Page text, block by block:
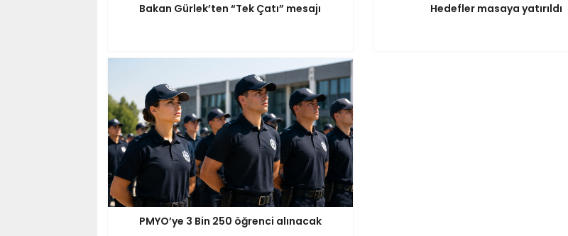
Bakan Gürlek’ten “Tek Çatı” mesajı Hedefler masaya yatırıldı
PMYO’ye 3 Bin 250 öğrenci alınacak